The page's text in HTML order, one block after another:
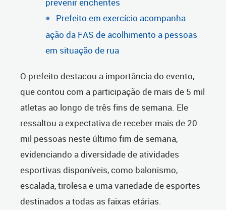
prevenir enchentes
Prefeito em exercício acompanha
ação da FAS de acolhimento a pessoas
em situação de rua
O prefeito destacou a importância do evento,
que contou com a participação de mais de 5 mil
atletas ao longo de três fins de semana. Ele
ressaltou a expectativa de receber mais de 20
mil pessoas neste último fim de semana,
evidenciando a diversidade de atividades
esportivas disponíveis, como balonismo,
escalada, tirolesa e uma variedade de esportes
destinados a todas as faixas etárias.